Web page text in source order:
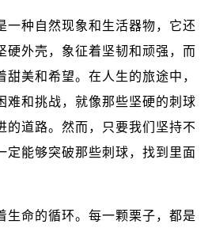
一种自然现象和生活器物，它还
硬外壳，象征着坚韧和顽强，而
甜美和希望。在人生的旅途中，
难和挑战，就像那些坚硬的刺球
的道路。然而，只要我们坚持不
定能够突破那些刺球，找到里面
生命的循环。每一颗栗子，都是